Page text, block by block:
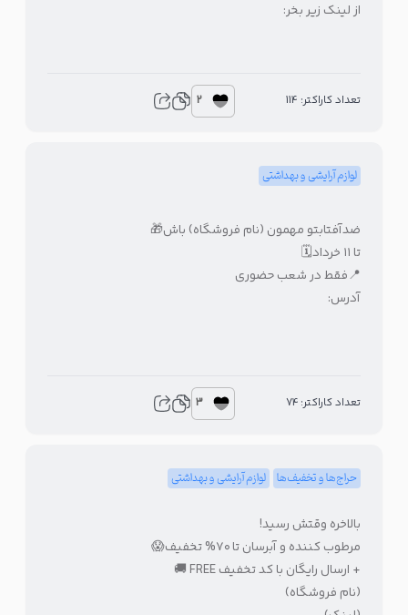
از لینک زیر بخر:
تعداد کاراکتر: 114 2
لوازم آرایشی و بهداشتی
ضدآفتابتو مهمون (نام فروشگاه) باش🎁
تا ۱۱ خرداد🗓
📍فقط در شعب حضوری
آدرس:
تعداد کاراکتر: 74 3
حراج‌ها و تخفیف‌ها لوازم آرایشی و بهداشتی
بالاخره وقتش رسید!
مرطوب کننده و آبرسان تا ۷۰% تخفیف😱
+ ارسال رایگان با کد تخفیف FREE 🚚
(نام فروشگاه)